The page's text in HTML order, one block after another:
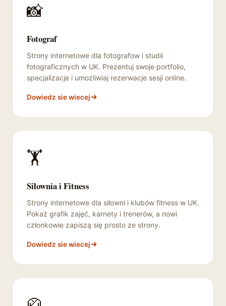
📸
Fotograf
Strony internetowe dla fotografow i studii
fotograficznych w UK. Prezentuj swoje portfolio,
specjalizacje i umozliwiaj rezerwacje sesji online.
Dowiedz sie wiecej
🏋️
Siłownia i Fitness
Strony internetowe dla siłowni i klubów fitness w UK.
Pokaż grafik zajęć, karnety i trenerów, a nowi
członkowie zapiszą się prosto ze strony.
Dowiedz sie wiecej